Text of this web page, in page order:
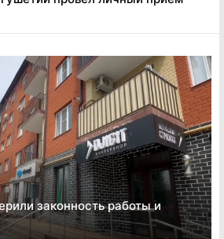
законность работы и